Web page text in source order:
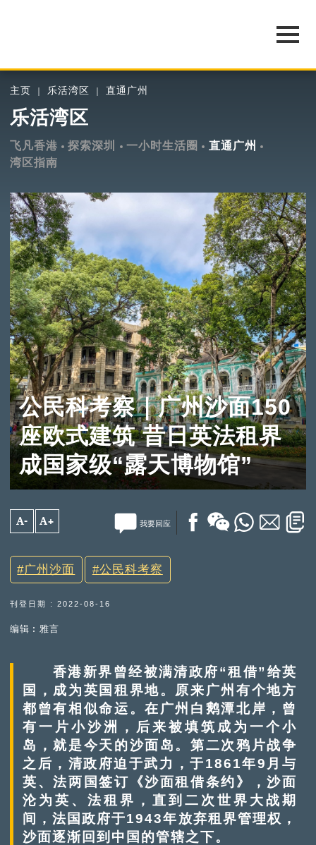
主页 乐活湾区 直通广州
乐活湾区
飞凡香港 探索深圳 一小时生活圈
直通广州
湾区指南
公民科考察｜广州沙面150
座欧式建筑 昔日英法租界
成国家级“露天博物馆”
A- A+ 我要回应
广州沙面 公民科考察
刊登日期 : 2022-08-16
编辑︰雅言
香港新界曾经被满清政府“租借”给英
国，成为英国租界地。原来广州有个地方
都曾有相似命运。在广州白鹅潭北岸，曾
有一片小沙洲，后来被填筑成为一个小
岛，就是今天的沙面岛。第二次鸦片战争
之后，清政府迫于武力，于1861年9月与
英、法两国签订《沙面租借条约》，沙面
沦为英、法租界，直到二次世界大战期
间，法国政府于1943年放弃租界管理权，
沙面逐渐回到中国的管辖之下。